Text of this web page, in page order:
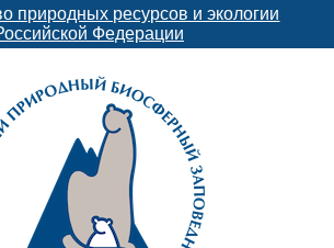
природных ресурсов и экологии
Федерации